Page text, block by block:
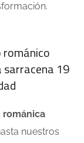
románico
sarracena 19
románica
nuestros